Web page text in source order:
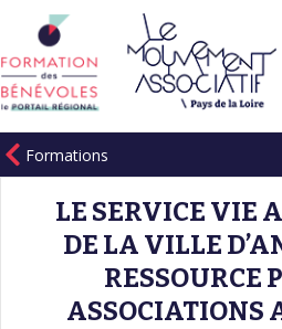
Formations
LE SERVICE VIE
DE LA VILLE
RESSOURCE
ASSOCIATIONS